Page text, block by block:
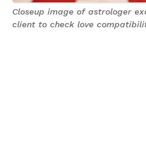
Closeup image of astrologer
client to check love